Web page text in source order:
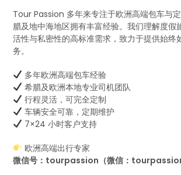
Tour Passion 多年来专注于欧洲高端包车与
腊及地中海地区拥有丰富经验。我们理解度假
活性与私密性的高标准需求，致力于提供始终
务。
多年欧洲高端包车经验
希腊及欧洲本地专业司机团队
行程灵活，可完全定制
车辆安全可靠，定期维护
7×24 小时客户支持
欧洲高端出行专家
微信号：tourpassion（微信：tourpassion